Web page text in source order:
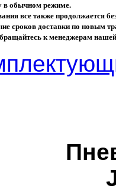
в обычном режиме.
все также продолжается
сроков доставки по новым
к менеджерам